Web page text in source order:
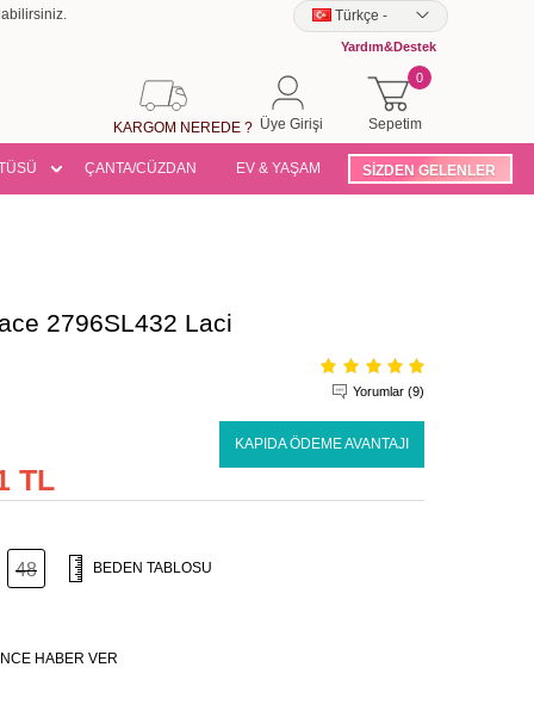
Türkçe -
Yardım&Destek
Sepetim
0
Üye Girişi
KARGOM NEREDE ?
ÇANTA/CÜZDAN EV & YAŞAM SİZDEN GELENLER
2796SL432 Laci
Yorumlar (9)
KAPIDA ÖDEME AVANTAJI
TL
48 BEDEN TABLOSU
HABER VER